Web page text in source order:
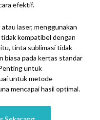
efektif.
laser, menggunakan
kompatibel dengan
tinta sublimasi tidak
biasa pada kertas standar
untuk
untuk metode
mencapai hasil optimal.